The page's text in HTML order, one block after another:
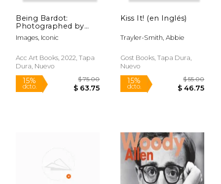
15%
dcto.
$
$
Rápido
Being Bardot:
Photographed by
Douglas Kirkland and
Terry O'Neill (en
Images, Iconic
Acc Art Books, 2022, Tapa
Dura, Nuevo
Kiss It! (en Inglés)
Trayler-Smith, Abbie
Gost Books, Tapa Dura,
Nuevo